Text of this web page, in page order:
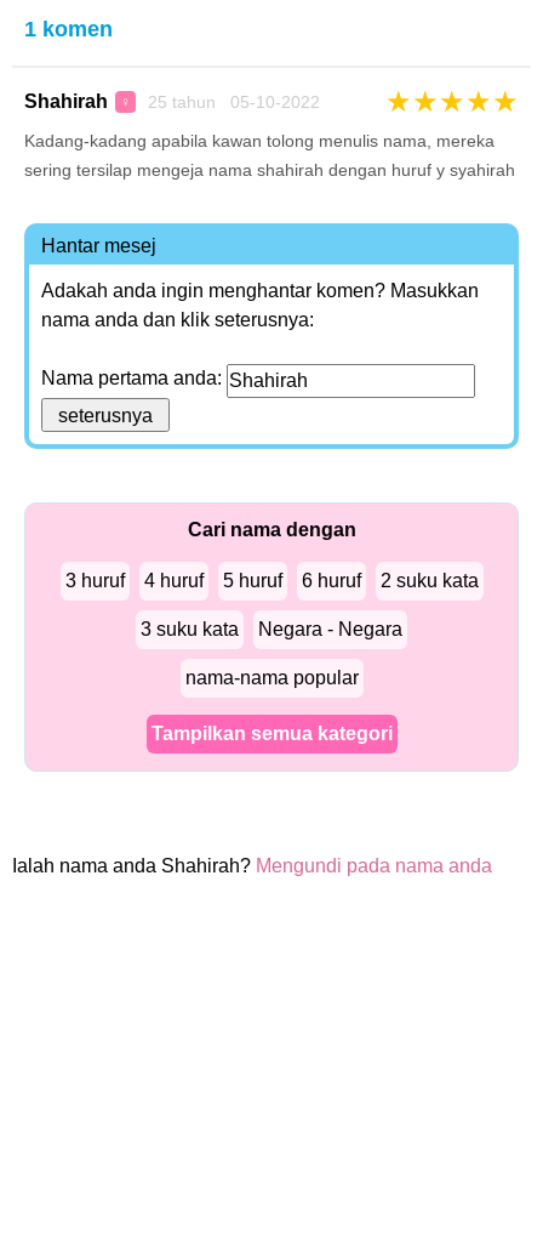
1 komen
Shahirah ♀ 25 tahun 05-10-2022 ★★★★★
Kadang-kadang apabila kawan tolong menulis nama, mereka
sering tersilap mengeja nama shahirah dengan huruf y syahirah
Hantar mesej
Adakah anda ingin menghantar komen? Masukkan
nama anda dan klik seterusnya:
Nama pertama anda:
Cari nama dengan
3 huruf 4 huruf 5 huruf 6 huruf 2 suku kata
3 suku kata Negara - Negara
nama-nama popular
Tampilkan semua kategori
Ialah nama anda Shahirah? Mengundi pada nama anda